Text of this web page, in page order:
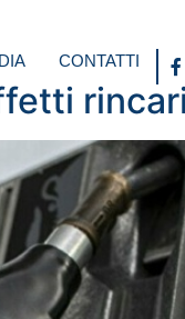
CONTATTI
rincari